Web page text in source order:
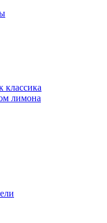
классика
лимона